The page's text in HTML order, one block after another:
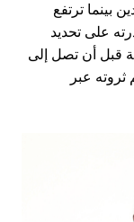
ترتفع
تحديد
أن تصل إلى
عبر